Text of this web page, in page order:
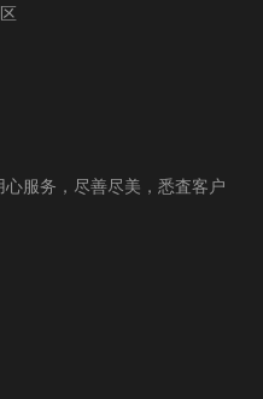
服务，尽善尽美，悉査客户